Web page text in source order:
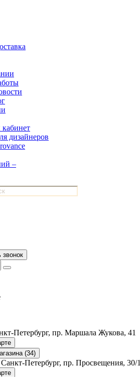
дизайнеров
–
звонок
Петербург, пр. Маршала Жукова, 41
(34)
Санкт-Петербург, пр. Просвещения, 30/1